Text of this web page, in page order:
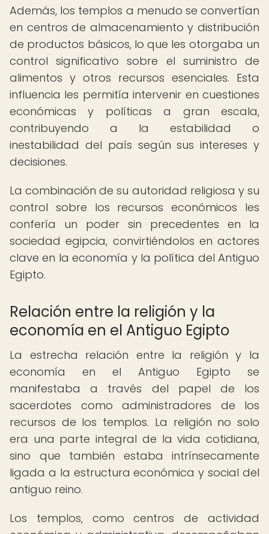
Además, los templos a menudo se convertían
en centros de almacenamiento y distribución
de productos básicos, lo que les otorgaba un
control significativo sobre el suministro de
alimentos y otros recursos esenciales. Esta
influencia les permitía intervenir en cuestiones
económicas y políticas a gran escala,
contribuyendo a la estabilidad o
inestabilidad del país según sus intereses y
decisiones.
La combinación de su autoridad religiosa y su
control sobre los recursos económicos les
confería un poder sin precedentes en la
sociedad egipcia, convirtiéndolos en actores
clave en la economía y la política del Antiguo
Egipto.
Relación entre la religión y la
economía en el Antiguo Egipto
La estrecha relación entre la religión y la
economía en el Antiguo Egipto se
manifestaba a través del papel de los
sacerdotes como administradores de los
recursos de los templos. La religión no solo
era una parte integral de la vida cotidiana,
sino que también estaba intrínsecamente
ligada a la estructura económica y social del
antiguo reino.
Los templos, como centros de actividad